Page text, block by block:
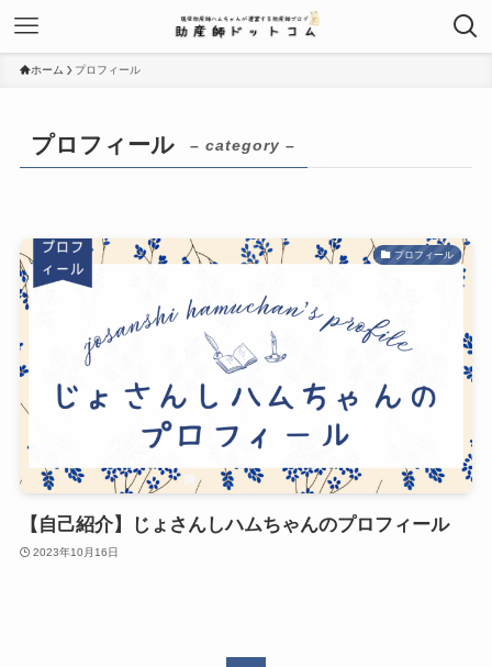
ホーム プロフィール
プロフィール – category –
プロフィール
【自己紹介】じょさんしハムちゃんのプロフィール
2023年10月16日